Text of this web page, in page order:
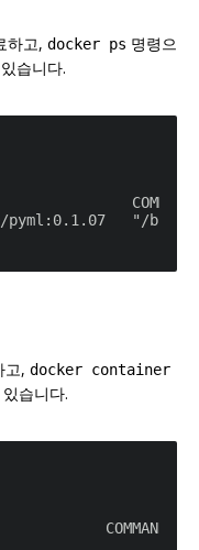
하고, docker ps 명령으
습니다.
고, docker container
습니다.